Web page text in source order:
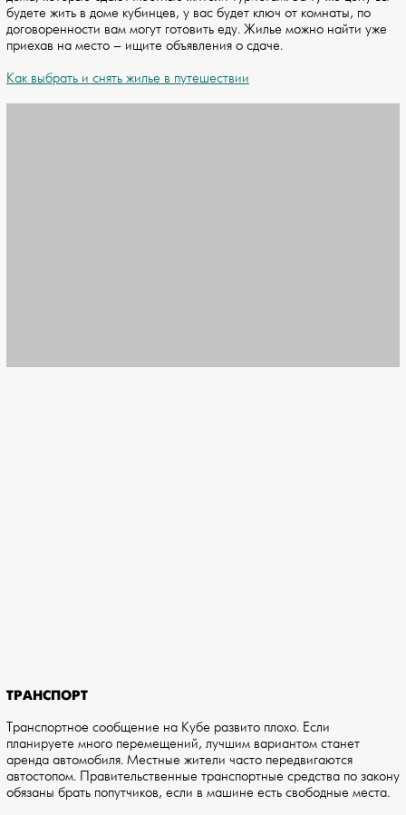
будете жить в доме кубинцев, у вас будет ключ от комнаты, по
договоренности вам могут готовить еду. Жилье можно найти уже
приехав на место – ищите объявления о сдаче.
Как выбрать и снять жилье в путешествии
ТРАНСПОРТ
Транспортное сообщение на Кубе развито плохо. Если
планируете много перемещений, лучшим вариантом станет
аренда автомобиля. Местные жители часто передвигаются
автостопом. Правительственные транспортные средства по закону
обязаны брать попутчиков, если в машине есть свободные места.